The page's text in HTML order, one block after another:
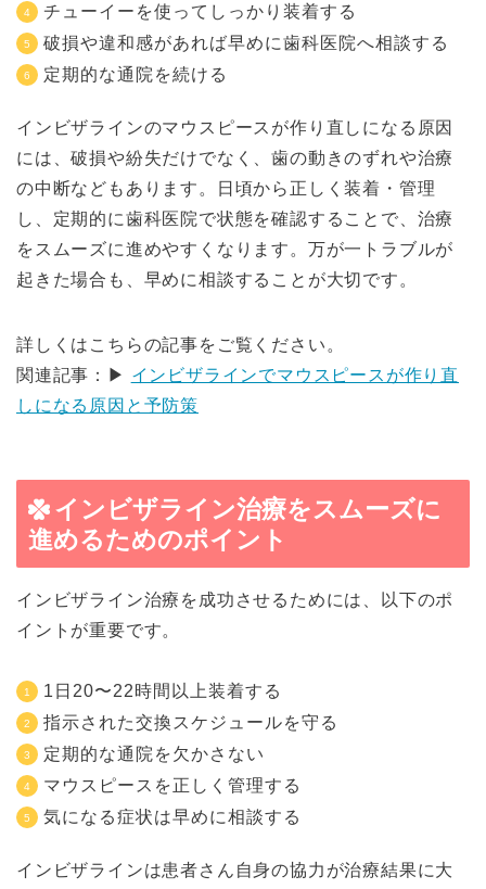
チューイーを使ってしっかり装着する
破損や違和感があれば早めに歯科医院へ相談する
定期的な通院を続ける
インビザラインのマウスピースが作り直しになる原因
には、破損や紛失だけでなく、歯の動きのずれや治療
の中断などもあります。日頃から正しく装着・管理
し、定期的に歯科医院で状態を確認することで、治療
をスムーズに進めやすくなります。万が一トラブルが
起きた場合も、早めに相談することが大切です。
詳しくはこちらの記事をご覧ください。
関連記事：▶ インビザラインでマウスピースが作り直
しになる原因と予防策
インビザライン治療をスムーズに
進めるためのポイント
インビザライン治療を成功させるためには、以下のポ
イントが重要です。
1日20〜22時間以上装着する
指示された交換スケジュールを守る
定期的な通院を欠かさない
マウスピースを正しく管理する
気になる症状は早めに相談する
インビザラインは患者さん自身の協力が治療結果に大